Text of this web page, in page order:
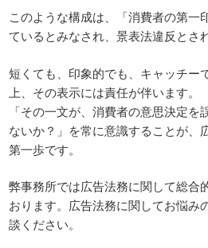
このような構成は、「消費者の第一
ているとみなされ、景表法違反とさ
短くても、印象的でも、キャッチ
上、その表示には責任が伴います。
「その一文が、消費者の意思決定
ないか？」を常に意識することが、
第一歩です。
弊事務所では広告法務に関して総合
おります。広告法務に関してお悩み
談ください。